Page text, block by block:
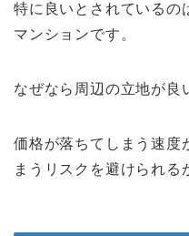
特に良いとされているの
マンションです。
なぜなら周辺の立地が良
価格が落ちてしまう速度
まうリスクを避けられる